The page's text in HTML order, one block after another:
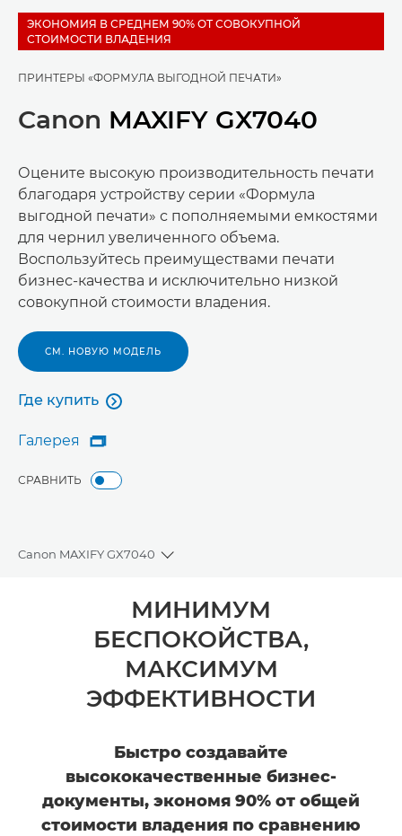
ЭКОНОМИЯ В СРЕДНЕМ 90% ОТ СОВОКУПНОЙ
СТОИМОСТИ ВЛАДЕНИЯ
ПРИНТЕРЫ «ФОРМУЛА ВЫГОДНОЙ ПЕЧАТИ»
Canon MAXIFY GX7040
Оцените высокую производительность печати
благодаря устройству серии «Формула
выгодной печати» с пополняемыми емкостями
для чернил увеличенного объема.
Воспользуйтесь преимуществами печати
бизнес-качества и исключительно низкой
совокупной стоимости владения.
СМ. НОВУЮ МОДЕЛЬ
Где купить
Где купить

Галерея
Галерея

СРАВНИТЬ
Canon MAXIFY GX7040
Toggle breadcrumbs
Общая информация
Технические характеристики
МИНИМУМ
БЕСПОКОЙСТВА,
МАКСИМУМ
ЭФФЕКТИВНОСТИ
Быстро создавайте
высококачественные бизнес-
документы, экономя 90% от общей
стоимости владения по сравнению